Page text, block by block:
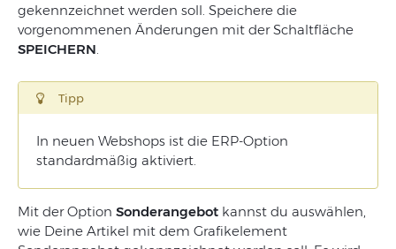
gekennzeichnet werden soll. Speichere die
vorgenommenen Änderungen mit der Schaltfläche
SPEICHERN.
Tipp
In neuen Webshops ist die ERP-Option
standardmäßig aktiviert.
Mit der Option Sonderangebot kannst du auswählen,
wie Deine Artikel mit dem Grafikelement